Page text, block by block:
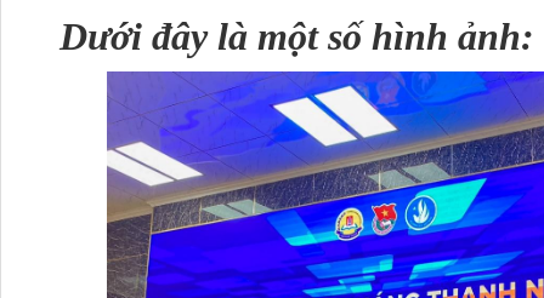
Dưới đây là một số hình ảnh: